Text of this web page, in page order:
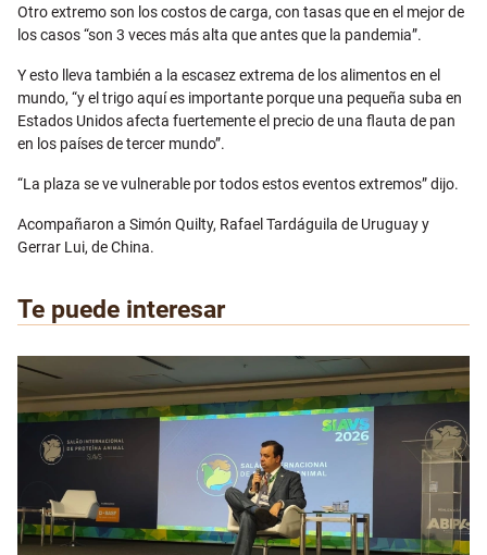
Otro extremo son los costos de carga, con tasas que en el mejor de
los casos “son 3 veces más alta que antes que la pandemia”.
Y esto lleva también a la escasez extrema de los alimentos en el
mundo, “y el trigo aquí es importante porque una pequeña suba en
Estados Unidos afecta fuertemente el precio de una flauta de pan
en los países de tercer mundo”.
“La plaza se ve vulnerable por todos estos eventos extremos” dijo.
Acompañaron a Simón Quilty, Rafael Tardáguila de Uruguay y
Gerrar Lui, de China.
Te puede interesar